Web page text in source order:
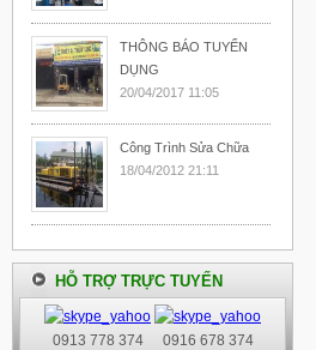
THÔNG BÁO TUYỂN
DỤNG
20/04/2017 11:05
Công Trình Sửa Chữa
18/04/2012 21:11
HỖ TRỢ TRỰC TUYẾN
0913 778 374 0916 678 374